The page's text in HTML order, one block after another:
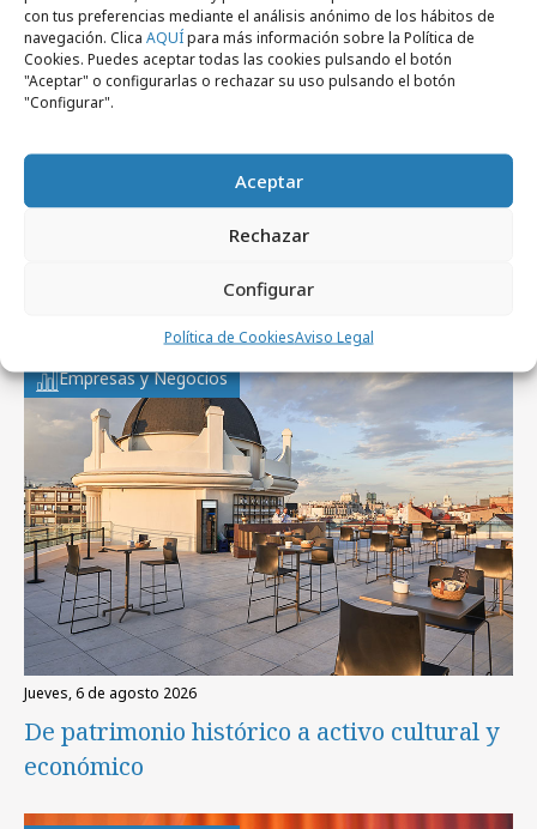
con tus preferencias mediante el análisis anónimo de los hábitos de
navegación. Clica AQUÍpara más información sobre la Política de
Cookies. Puedes aceptar todas las cookies pulsando el botón
"Aceptar" o configurarlas o rechazar su uso pulsando el botón
"Configurar".
Aceptar
Rechazar
Configurar
Política de CookiesAviso Legal
Noticias Relacionadas
Artículos recientes
Empresas y Negocios
jueves, 6 de agosto 2026
De patrimonio histórico a activo cultural y
económico